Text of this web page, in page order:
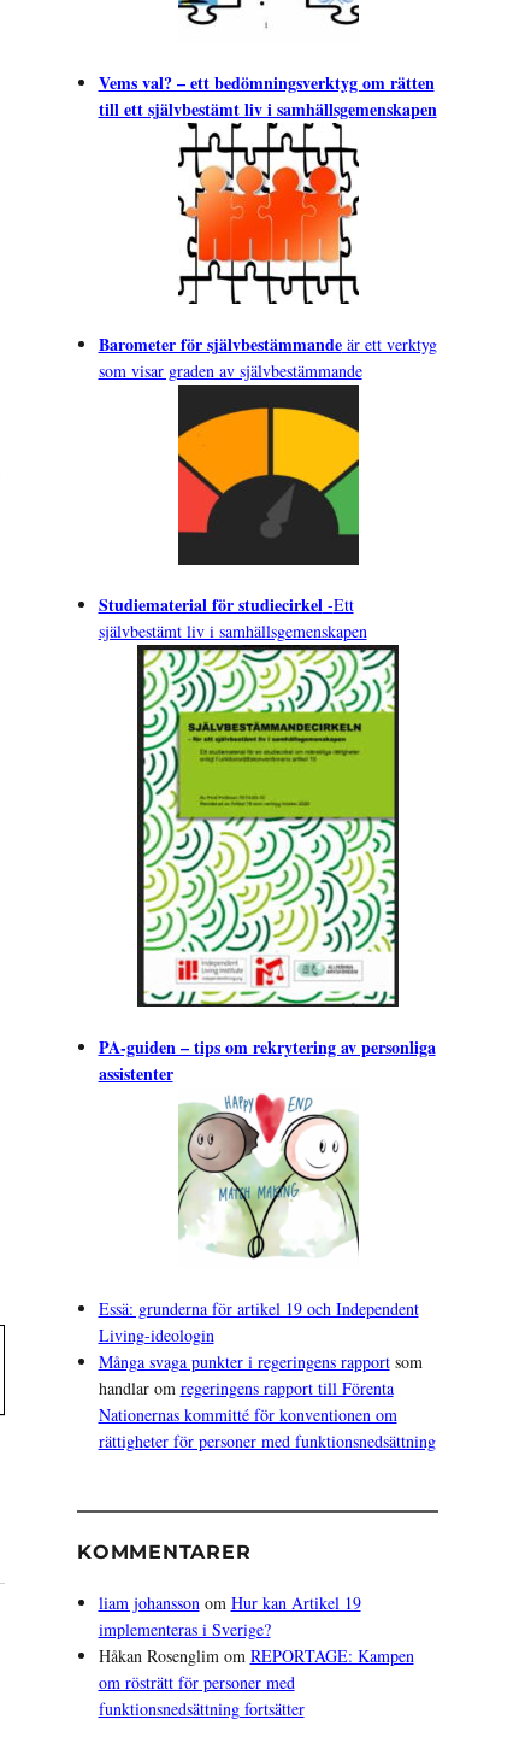
Vems val? – ett bedömningsverktyg om rätten
till ett självbestämt liv i samhällsgemenskapen
Barometer för självbestämmandeär ett verktyg
som visar graden av självbestämmande
Studiematerial för studiecirkel-Ett
självbestämt liv i samhällsgemenskapen
PA-guiden – tips om rekrytering av personliga
assistenter
Essä: grunderna för artikel 19 och Independent
Living-ideologin
Många svaga punkter i regeringens rapportsom
handlar om regeringens rapport till Förenta
Nationernas kommitté för konventionen om
rättigheter för personer med funktionsnedsättning
KOMMENTARER
liam johanssonom Hur kan Artikel 19
implementeras i Sverige?
Håkan Rosenglimom REPORTAGE: Kampen
om rösträtt för personer med
funktionsnedsättning fortsätter